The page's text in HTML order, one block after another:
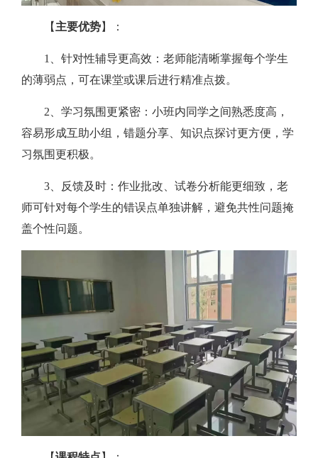
【 主要优势】：
1、针对性辅导更高效：老师能清晰掌握每个学生
的薄弱点，可在课堂或课后进行精准点拨。
2、学习氛围更紧密：小班内同学之间熟悉度高，
容易形成互助小组，错题分享、知识点探讨更方便，学
习氛围更积极。
3、反馈及时：作业批改、试卷分析能更细致，老
师可针对每个学生的错误点单独讲解，避免共性问题掩
盖个性问题。